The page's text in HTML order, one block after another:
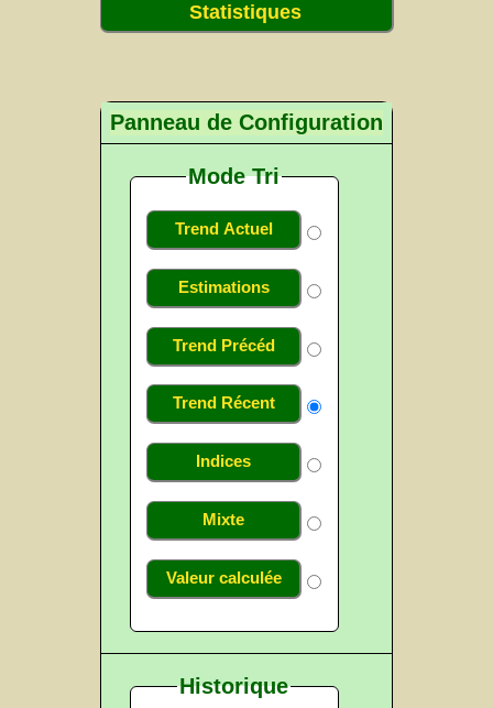
Statistiques
Panneau de Configuration
Mode Tri
Trend Actuel
Estimations
Trend Précéd
Trend Récent
Indices
Mixte
Valeur calculée
Historique